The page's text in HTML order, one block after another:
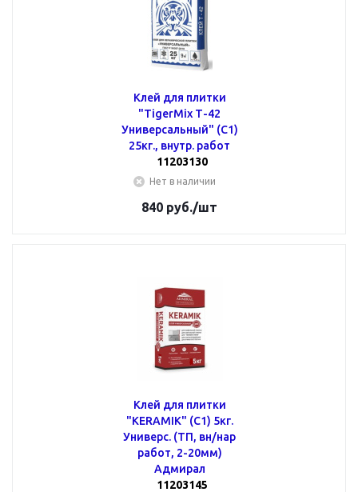
Клей для плитки
"TigerMix Т-42
Универсальный" (С1)
25кг., внутр. работ
11203130
Нет в наличии
840 руб./шт
Клей для плитки
"KERAMIK" (С1) 5кг.
Универс. (ТП, вн/нар
работ, 2-20мм)
Адмирал
11203145